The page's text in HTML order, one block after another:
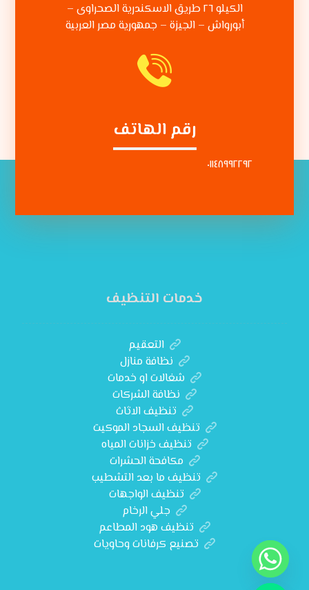
الكيلو ٢٦ طريق الاسكندرية الصحراوى –
أبورواش – الجيزة – جمهورية مصر العربية
رقم الهاتف
٠١١٤٨٩٩٢٢٩٢
خدمات التنظيف
التعقيم
نظافة منازل
شغالات او خدمات
نظافة الشركات
تنظيف الاثاث
تنظيف السجاد الموكيت
تنظيف خزانات المياه
مكافحة الحشرات
تنظيف ما بعد التشطيب
تنظيف الواجهات
جلي الرخام
تنظيف هود المطاعم
تصنيع كرفانات وحاويات